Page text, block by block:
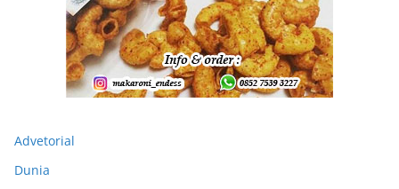
Advetorial
Dunia